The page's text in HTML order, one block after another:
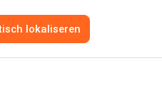
lokaliseren